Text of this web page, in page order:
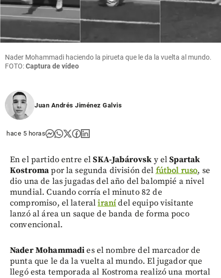
Nader Mohammadi haciendo la pirueta que le da la vuelta al mundo.
FOTO:Captura de vídeo
Juan Andrés Jiménez Galvis
hace 5 horas
En el partido entre elSKA-Jabárovsky elSpartak
Kostromapor la segunda división del fútbol ruso, se
dio una de las jugadas del año del balompié a nivel
mundial. Cuando corría el minuto 82 de
compromiso, el lateraliranídel equipo visitante
lanzó al área un saque de banda de forma poco
convencional.
Nader Mohammadies el nombre del marcador de
punta que le da la vuelta al mundo. El jugador que
llegó esta temporada al Kostroma realizó una mortal